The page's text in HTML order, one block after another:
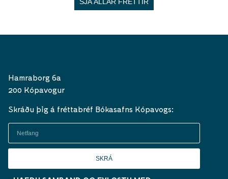
Hamraborg 6a
200 Kópavogur
Skráðu þig á fréttabréf Bókasafns Kópavogs:
SKRÁ